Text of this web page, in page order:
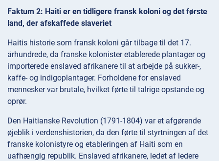
Faktum 2: Haiti er en tidligere fransk koloni og det første
land, der afskaffede slaveriet
Haitis historie som fransk koloni går tilbage til det 17.
århundrede, da franske kolonister etablerede plantager og
importerede enslaved afrikanere til at arbejde på sukker-,
kaffe- og indigoplantager. Forholdene for enslaved
mennesker var brutale, hvilket førte til talrige opstande og
oprør.
Den Haitianske Revolution (1791-1804) var et afgørende
øjeblik i verdenshistorien, da den førte til styrtningen af det
franske kolonistyre og etableringen af Haiti som en
uafhængig republik. Enslaved afrikanere, ledet af ledere